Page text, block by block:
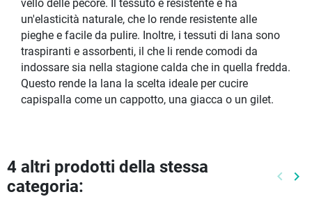
vello delle pecore. Il tessuto è resistente e ha
un'elasticità naturale, che lo rende resistente alle
pieghe e facile da pulire. Inoltre, i tessuti di lana sono
traspiranti e assorbenti, il che li rende comodi da
indossare sia nella stagione calda che in quella fredda.
Questo rende la lana la scelta ideale per cucire
capispalla come un cappotto, una giacca o un gilet.
4 altri prodotti della stessa
categoria:
keyboard_arrow_left keyboard_arrow_right